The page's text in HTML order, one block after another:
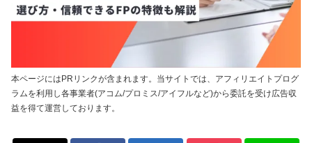
本ページにはPRリンクが含まれます。当サイトでは、アフィリエイトプログ
ラムを利用し各事業者(アコム/プロミス/アイフルなど)から委託を受け広告収
益を得て運営しております。